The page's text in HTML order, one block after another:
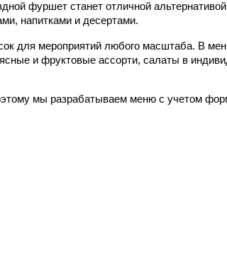
фуршет станет отличной
напитками и десертами.
для мероприятий любого масштаба. В
и фруктовые ассорти, салаты в
мы разрабатываем меню с учетом